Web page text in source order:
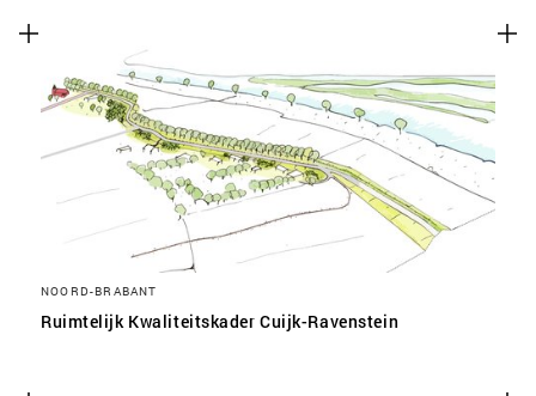
NOORD-BRABANT
Ruimtelijk Kwaliteitskader Cuijk-Ravenstein